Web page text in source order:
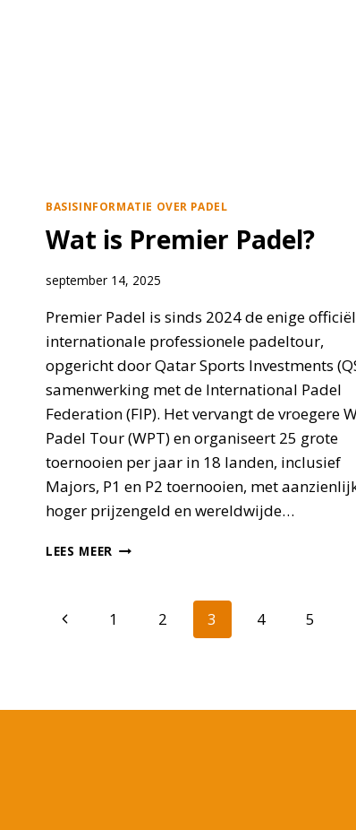
BASISINFORMATIE OVER PADEL
Wat is Premier Padel?
september 14, 2025
Premier Padel is sinds 2024 de enige
internationale professionele padeltour,
opgericht door Qatar Sports Investments
samenwerking met de International Padel
Federation (FIP). Het vervangt de vroegere
Padel Tour (WPT) en organiseert 25 grote
toernooien per jaar in 18 landen, inclusief
Majors, P1 en P2 toernooien, met
hoger prijzengeld en wereldwijde…
LEES MEER WAT
Paginanavigatie
Vorige
1 2 3 4 5